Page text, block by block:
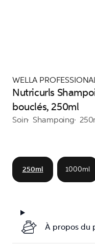
WELLA
Nutricurls
bouclés, 250ml
Soin Shampoing
250ml 1000ml
À propos du